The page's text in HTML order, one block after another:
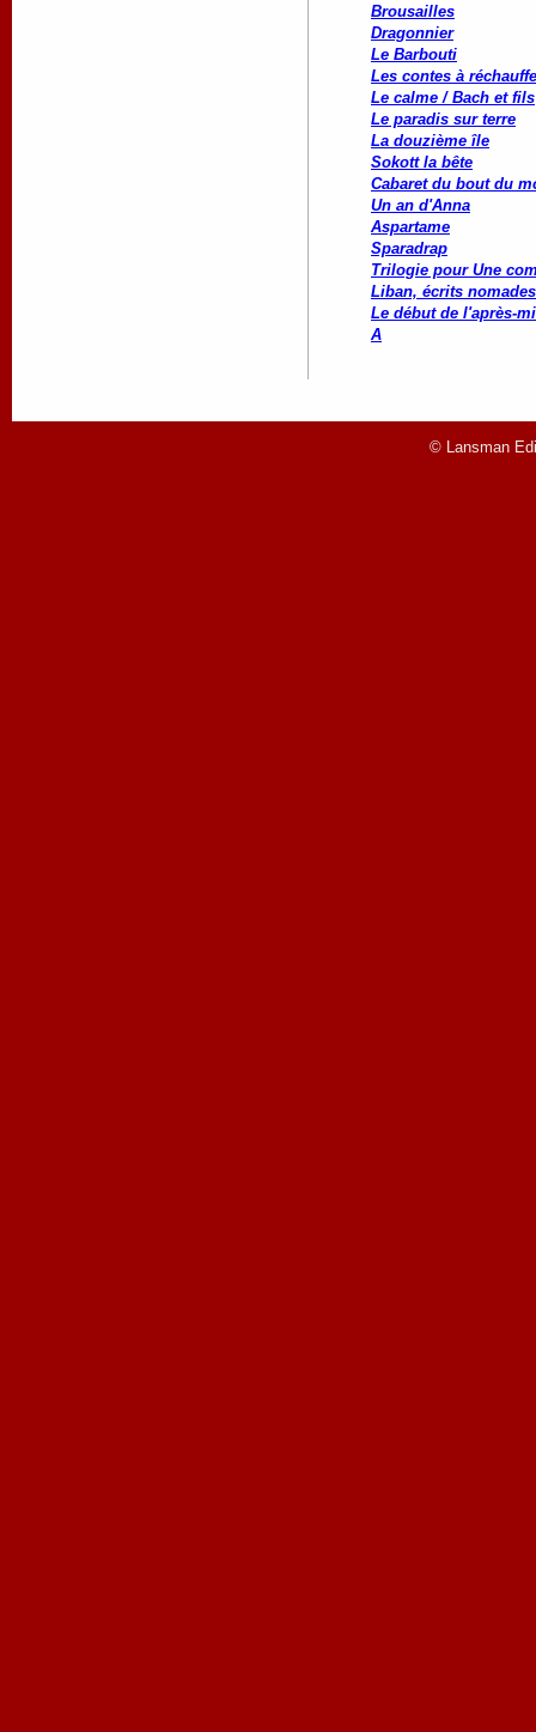
Brousailles
Dragonnier
Le Barbouti
Les contes à
Le calme / Bach et fils
Le paradis sur terre
La douzième île
Sokott la bête
Cabaret du bout du
Un an d'Anna
Aspartame
Sparadrap
Trilogie pour Une
Liban, écrits
Le début de l'après-
A
© Lansman